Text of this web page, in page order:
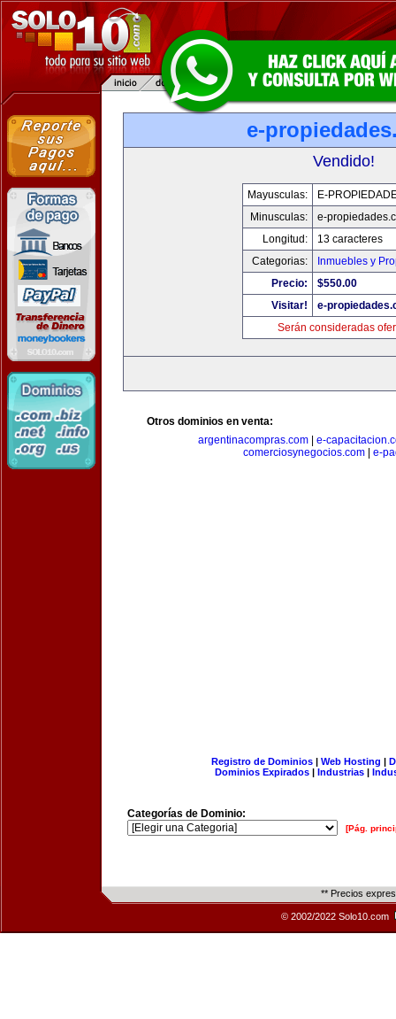
e-
Vendido!
Mayusculas:
E-
Minusculas:
e-
Longitud:
13 caracteres
Categorias:
Inmuebles y
Precio:
$550.00
Visitar!
e-
Serán consideradas
Otros dominios en venta:
argentinacompras.com| e-
comerciosynegocios.com
e-
Registro de Dominios| Web Hosting |
Dominios Expirados | Industrias |
Categorías de Dominio:
[Pág.
** Precios
© 2002/2022 Solo10.com